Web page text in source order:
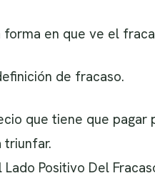
forma en que ve el
de fracaso.
que tiene que pagar
triunfar.
Positivo Del